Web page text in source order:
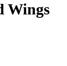
Wings